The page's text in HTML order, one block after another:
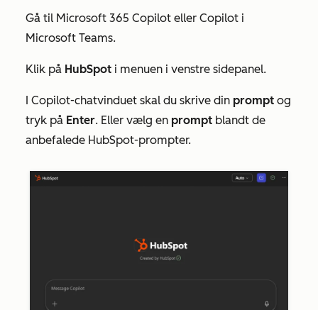
Gå til Microsoft 365 Copilot eller Copilot i
Microsoft Teams.
Klik på HubSpot i menuen i venstre sidepanel.
I Copilot-chatvinduet skal du skrive din prompt og
tryk på Enter. Eller vælg en prompt blandt de
anbefalede HubSpot-prompter.